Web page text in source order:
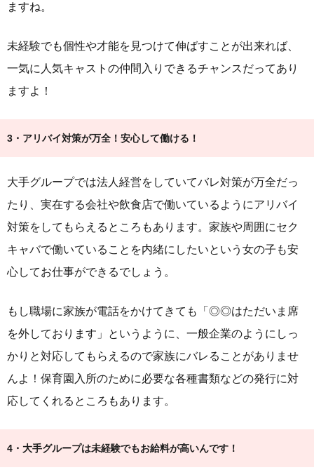
ますね。
未経験でも個性や才能を見つけて伸ばすことが出来れば、
一気に人気キャストの仲間入りできるチャンスだってあり
ますよ！
3・アリバイ対策が万全！安心して働ける！
大手グループでは法人経営をしていてバレ対策が万全だっ
たり、実在する会社や飲食店で働いているようにアリバイ
対策をしてもらえるところもあります。家族や周囲にセク
キャバで働いていることを内緒にしたいという女の子も安
心してお仕事ができるでしょう。
もし職場に家族が電話をかけてきても「◎◎はただいま席
を外しております」というように、一般企業のようにしっ
かりと対応してもらえるので家族にバレることがありませ
んよ！保育園入所のために必要な各種書類などの発行に対
応してくれるところもあります。
4・大手グループは未経験でもお給料が高いんです！